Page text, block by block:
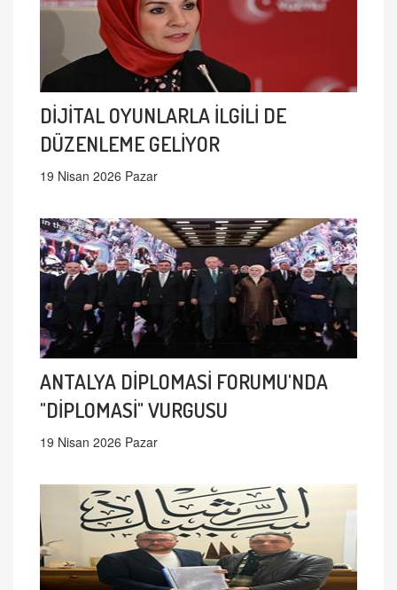
DİJİTAL OYUNLARLA İLGİLİ DE
DÜZENLEME GELİYOR
19 Nisan 2026 Pazar
ANTALYA DİPLOMASİ FORUMU'NDA
"DİPLOMASİ" VURGUSU
19 Nisan 2026 Pazar